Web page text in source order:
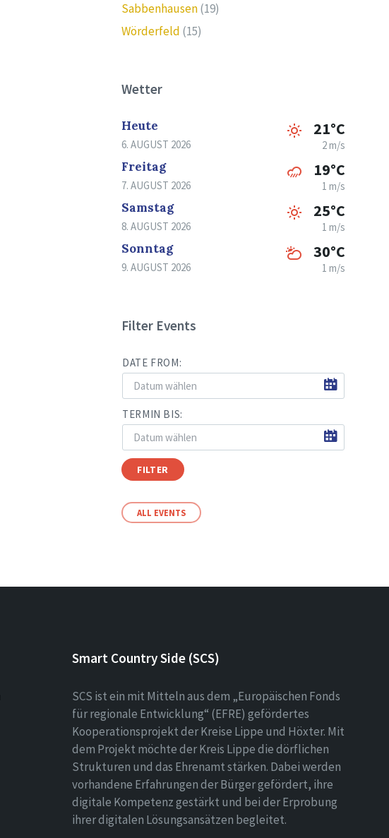
Sabbenhausen(19)
Wörderfeld (15)
Wetter
Heute
6. AUGUST 2026
21°C
2 m/s
Freitag
7. AUGUST 2026
19°C
1 m/s
Samstag
8. AUGUST 2026
25°C
1 m/s
Sonntag
9. AUGUST 2026
30°C
1 m/s
Filter Events
DATE FROM:
TERMIN BIS:
FILTER
ALL EVENTS
Smart Country Side (SCS)
SCS ist ein mit Mitteln aus dem „Europäischen Fonds
für regionale Entwicklung“ (EFRE) gefördertes
Kooperationsprojekt der Kreise Lippe und Höxter. Mit
dem Projekt möchte der Kreis Lippe die dörflichen
Strukturen und das Ehrenamt stärken. Dabei werden
vorhandene Erfahrungen der Bürger gefördert, ihre
digitale Kompetenz gestärkt und bei der Erprobung
ihrer digitalen Lösungsansätzen begleitet.